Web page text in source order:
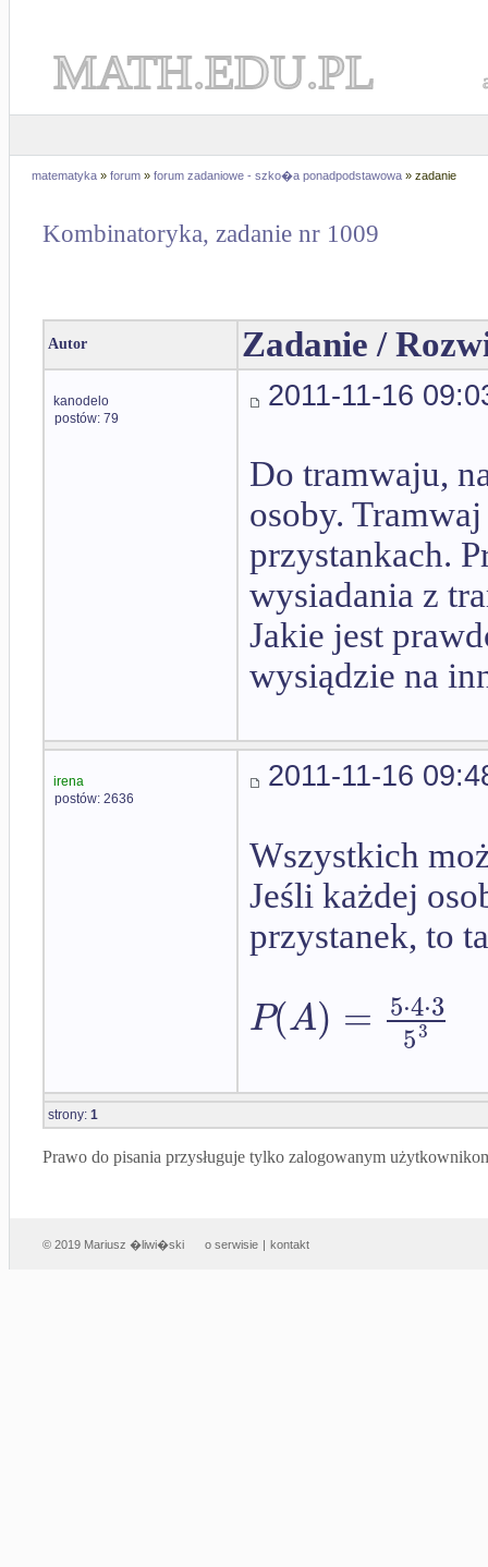
MATH.EDU.PL
matematyka » forum » forum zadaniowe - szko�a ponadpodstawowa » zadanie
Kombinatoryka, zadanie nr 1009
Autor Zadanie /
kanodelo
postów: 79
2011-11-16
Do tramwaju,
osoby.
przystankach.
wysiadania z
Jakie jest
wysiądzie na
irena
postów: 2636
2011-11-16
Wszystkich
Jeśli każdej
przystanek, to
P(A) = 5⋅4⋅3
53
strony: 1
Prawo do pisania przysługuje tylko zalogowanym
© 2019 Mariusz �liwi�ski o serwisie | kontakt